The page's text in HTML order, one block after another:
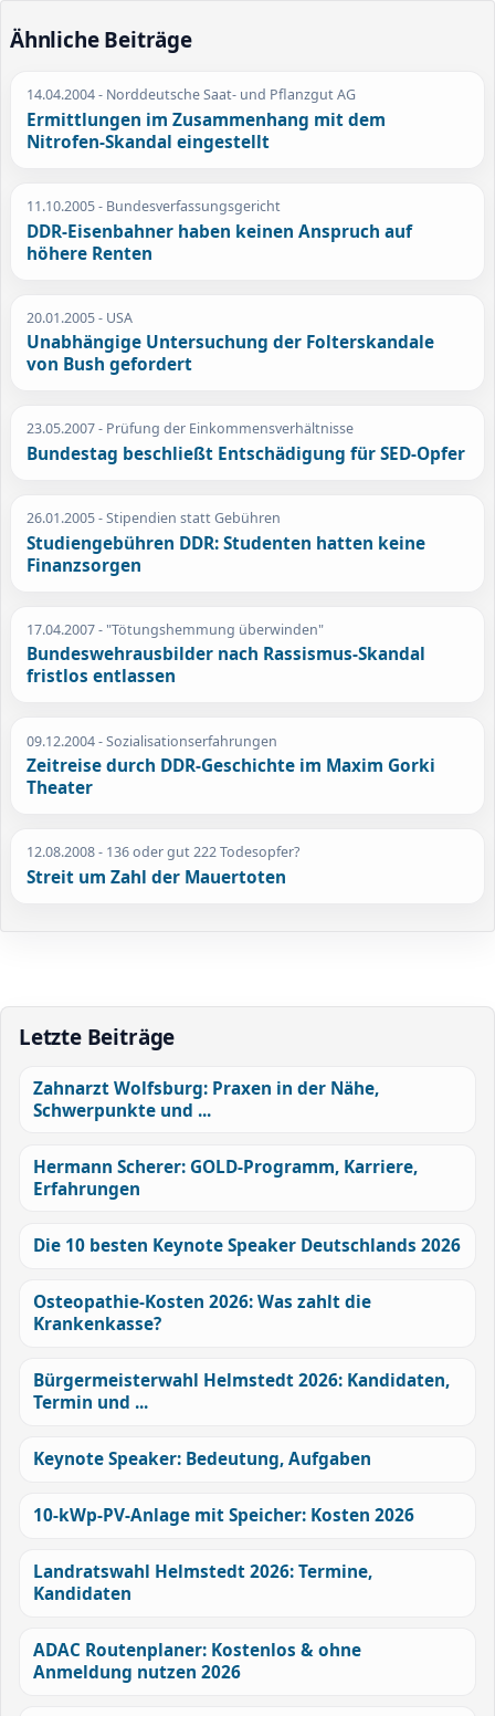
Ähnliche Beiträge
14.04.2004- Norddeutsche Saat- und Pflanzgut AG
Ermittlungen im Zusammenhang mit dem
Nitrofen-Skandal eingestellt
11.10.2005- Bundesverfassungsgericht
DDR-Eisenbahner haben keinen Anspruch auf
höhere Renten
20.01.2005- USA
Unabhängige Untersuchung der Folterskandale
von Bush gefordert
23.05.2007- Prüfung der Einkommensverhältnisse
Bundestag beschließt Entschädigung für SED-Opfer
26.01.2005- Stipendien statt Gebühren
Studiengebühren DDR: Studenten hatten keine
Finanzsorgen
17.04.2007- "Tötungshemmung überwinden"
Bundeswehrausbilder nach Rassismus-Skandal
fristlos entlassen
09.12.2004- Sozialisationserfahrungen
Zeitreise durch DDR-Geschichte im Maxim Gorki
Theater
12.08.2008- 136 oder gut 222 Todesopfer?
Streit um Zahl der Mauertoten
Letzte Beiträge
Zahnarzt Wolfsburg: Praxen in der Nähe,
Schwerpunkte und ...
Hermann Scherer: GOLD-Programm, Karriere,
Erfahrungen
Die 10 besten Keynote Speaker Deutschlands 2026
Osteopathie-Kosten 2026: Was zahlt die
Krankenkasse?
Bürgermeisterwahl Helmstedt 2026: Kandidaten,
Termin und ...
Keynote Speaker: Bedeutung, Aufgaben
10-kWp-PV-Anlage mit Speicher: Kosten 2026
Landratswahl Helmstedt 2026: Termine,
Kandidaten
ADAC Routenplaner: Kostenlos & ohne
Anmeldung nutzen 2026